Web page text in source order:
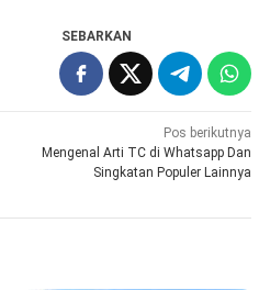
SEBARKAN
Pos berikutnya
Mengenal Arti TC di Whatsapp Dan
Singkatan Populer Lainnya